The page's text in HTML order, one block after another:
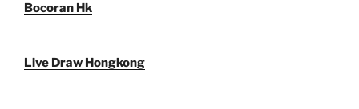
Bocoran Hk
Live Draw Hongkong